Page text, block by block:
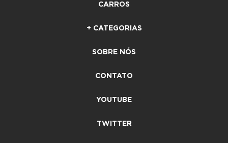
CARROS
+ CATEGORIAS
SOBRE NÓS
CONTATO
YOUTUBE
TWITTER